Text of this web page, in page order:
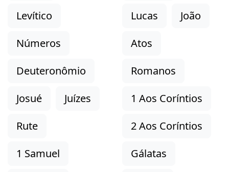
Levítico
Números
Deuteronômio
Josué
Juízes
Rute
1 Samuel
Lucas
João
Atos
Romanos
1 Aos Coríntios
2 Aos Coríntios
Gálatas